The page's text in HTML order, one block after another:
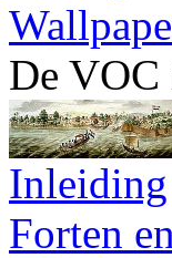
De
Inleiding
Forten